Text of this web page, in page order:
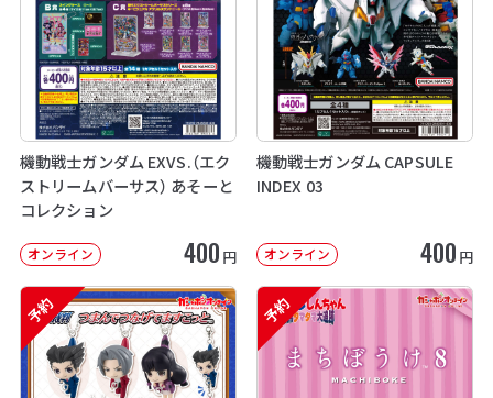
機動戦士ガンダム EXVS.（エク
ストリームバーサス） あそーと
コレクション
オンライン 400 円
機動戦士ガンダム CAPSULE
INDEX 03
オンライン 400 円
予約 予約